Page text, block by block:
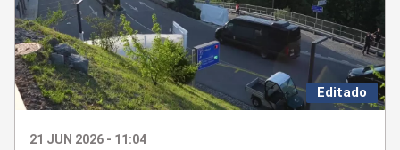
Editado
21 JUN 2026 - 11:04